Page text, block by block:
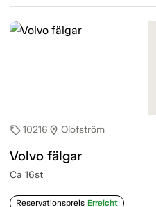
sell10216 location_on Olofström
Volvo fälgar
Ca 16st
Reservationspreis Erreicht